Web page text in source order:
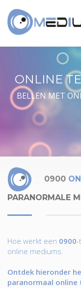
ONLINE
BELLEN MET
0900
PARANORMALE
Hoe werkt een 0900-
online mediums.
Ontdek hieronder
paranormaal